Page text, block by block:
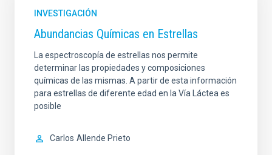
INVESTIGACIÓN
Abundancias Químicas en Estrellas
La espectroscopía de estrellas nos permite
determinar las propiedades y composiciones
químicas de las mismas. A partir de esta información
para estrellas de diferente edad en la Vía Láctea es
posible
Carlos Allende Prieto